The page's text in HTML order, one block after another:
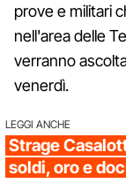
prove e militari
nell'area delle
verranno
venerdì.
LEGGI ANCHE
Strage
soldi, oro e